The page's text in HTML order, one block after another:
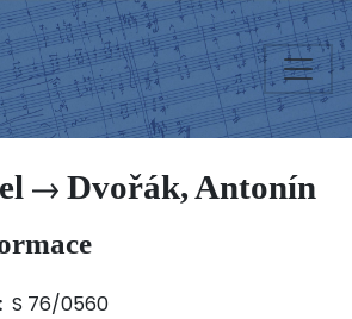
Dvořák, Antonín
S 76/0560